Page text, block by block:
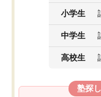
小学生
中学生
高校生
塾探